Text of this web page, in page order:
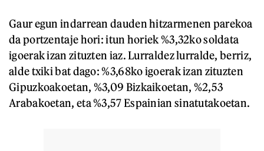
Gaur egun indarrean dauden hitzarmenen parekoa
da portzentaje hori: itun horiek %3,32ko soldata
igoerak izan zituzten iaz. Lurraldez lurralde, berriz,
alde txiki bat dago: %3,68ko igoerak izan zituzten
Gipuzkoakoetan, %3,09 Bizkaikoetan, %2,53
Arabakoetan, eta %3,57 Espainian sinatutakoetan.